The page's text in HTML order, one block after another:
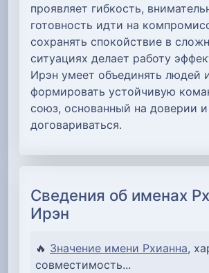
проявляет гибкость,
готовность идти на
сохранять спокойствие в
ситуациях делает работу
Ирэн умеет объединять людей
формировать устойчивую
союз, основанный на доверии
договариваться.
Сведения об именах
Ирэн
🔥 Значение имени Рхианна,
совместимость...